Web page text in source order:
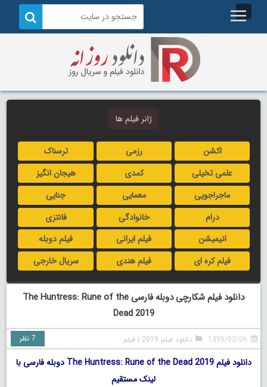
ژانر فیلم ها
اکشن رزمی
ترسناک
علمی تخیلی
کمدی
هیجان انگیز
ماجراجویی
معمایی
جنایی
درام
خانوادگی
فانتزی
انیمیشن
فیلم ایرانی
فیلم دوبله
فیلم کره ای
فیلم هندی سریال خارجی
دانلود فیلم شکارچی دوبله فارسی The Huntress: Rune of the
Dead 2019
1399/02/06 دانلود فیلم 2019 |فیلم 7 نظر
دانلود فیلم The Huntress: Rune of the Dead 2019 دوبله فارسی با
لینک مستقیم